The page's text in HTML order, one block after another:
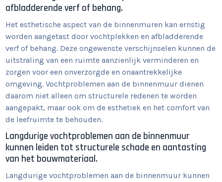
afbladderende verf of behang.
Het esthetische aspect van de binnenmuren kan ernstig
worden aangetast door vochtplekken en afbladderende
verf of behang. Deze ongewenste verschijnselen kunnen de
uitstraling van een ruimte aanzienlijk verminderen en
zorgen voor een onverzorgde en onaantrekkelijke
omgeving. Vochtproblemen aan de binnenmuur dienen
daarom niet alleen om structurele redenen te worden
aangepakt, maar ook om de esthetiek en het comfort van
de leefruimte te behouden.
Langdurige vochtproblemen aan de binnenmuur
kunnen leiden tot structurele schade en aantasting
van het bouwmateriaal.
Langdurige vochtproblemen aan de binnenmuur kunnen